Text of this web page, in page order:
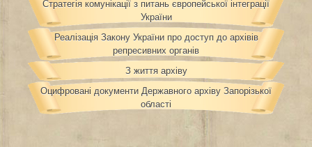
Стратегія комунікації з питань європейської інтеграції
України
Реалізація Закону України про доступ до архівів
репресивних органів
З життя архіву
Оцифровані документи Державного архіву Запорізької
області